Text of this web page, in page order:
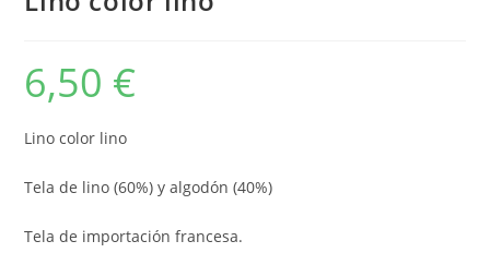
6,50 €
Lino color lino
Tela de lino (60%) y algodón (40%)
Tela de importación francesa.